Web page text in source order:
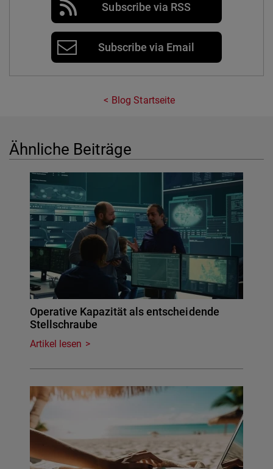
Subscribe via RSS
Subscribe via Email
Blog Startseite
Ähnliche Beiträge
Operative Kapazität als entscheidende
Stellschraube
Artikel lesen